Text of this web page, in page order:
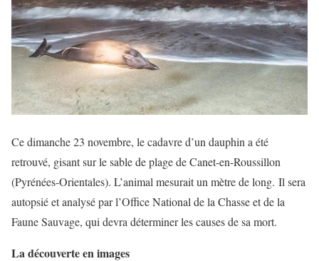
Ce dimanche 23 novembre, le cadavre d’un dauphin a été
retrouvé, gisant sur le sable de plage de Canet-en-Roussillon
(Pyrénées-Orientales). L’animal mesurait un mètre de long. Il sera
autopsié et analysé par l’Office National de la Chasse et de la
Faune Sauvage, qui devra déterminer les causes de sa mort.
La découverte en images